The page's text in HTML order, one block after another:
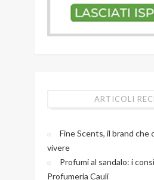
ARTICOLI
Fine Scents, il brand che
vivere
Profumi al sandalo: i
Profumeria Cauli